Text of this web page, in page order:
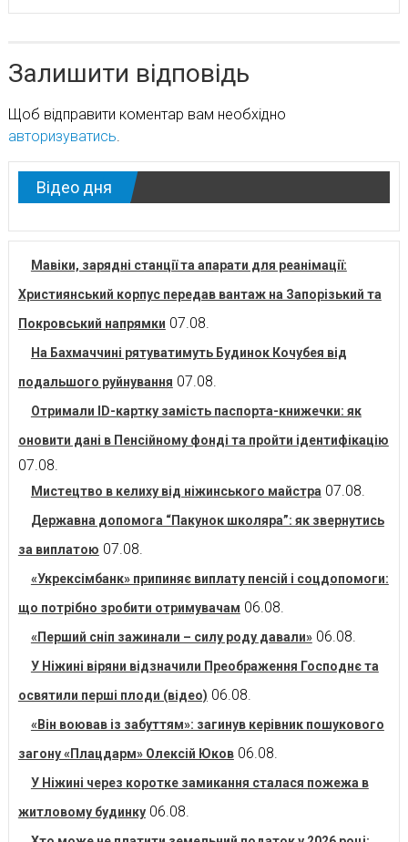
Залишити відповідь
Щоб відправити коментар вам необхідно
авторизуватись.
Відео дня
Мавіки, зарядні станції та апарати для реанімації:
Християнський корпус передав вантаж на Запорізький та
Покровський напрямки 07.08.
На Бахмаччині рятуватимуть Будинок Кочубея від
подальшого руйнування 07.08.
Отримали ID-картку замість паспорта-книжечки: як
оновити дані в Пенсійному фонді та пройти ідентифікацію
07.08.
Мистецтво в келиху від ніжинського майстра 07.08.
Державна допомога “Пакунок школяра”: як звернутись
за виплатою 07.08.
«Укрексімбанк» припиняє виплату пенсій і соцдопомоги:
що потрібно зробити отримувачам 06.08.
«Перший сніп зажинали – силу роду давали» 06.08.
У Ніжині віряни відзначили Преображення Господнє та
освятили перші плоди (відео) 06.08.
«Він воював із забуттям»: загинув керівник пошукового
загону «Плацдарм» Олексій Юков 06.08.
У Ніжині через коротке замикання сталася пожежа в
житловому будинку 06.08.